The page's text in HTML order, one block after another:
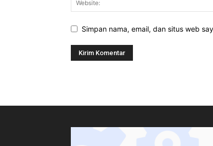
Simpan nama, email, dan situs web